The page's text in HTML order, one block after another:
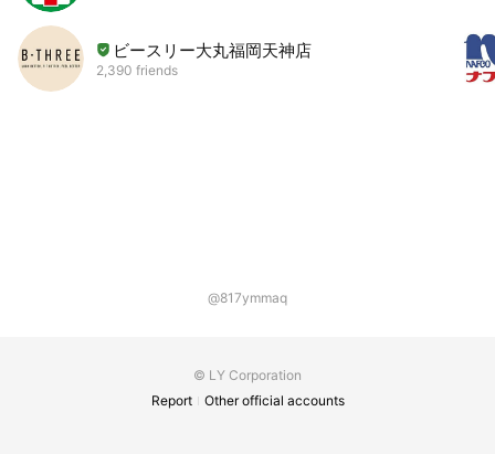
ビースリー大丸福岡天神店
2,390 friends
@817ymmaq
© LY Corporation
Report
Other official accounts